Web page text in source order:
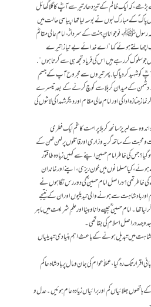
کہ ایک ظالم کے تیز دھار تیر سے آپؓ کا گلا گھائل
پاک ؐ کے مبارک لبوں نے بوسہ لیا تھا، پیاسی حالت میں
رسولﷺ، نوجوانانِ جنت کے سردارؓ، امام عالی مقامؓ
اچھالتے ہوئے کہا ”اے خدائے بے نیاز! تیرے
سلوک کر رہے ہیں اس کی فریاد تجھ ہی سے کرتا ہوں“.
کو شہید کر دیا گیا. پھر تیروں سے مجروح آپ کے جسم
دشمن کے میدان کربلا سے کوچ کر نے کے بعد تیسرے
ادا کی اور امام عالی مقام اور دیگر شہدا کی لاشوں کی
سے لبریز سانحہ کر بلاپر امت کا غم ایک فطری
محبت کے ساتھ گریہ وزاری اور قاتلوں پر لعن طعن کے
جس کی خاطر امام حسین اپنے سے کہیں زیادہ طاقتور
کیا مسلمانوں میں خون ریزی، اپنے اور خاندان
کی خاطر تھی؟ دراصل امام حسین ؓ کی دور رس نگا ہوں نے
بادشاہت سے ہونے والی تبدیلیوں اور ان کے نتیجے
تھا۔ امام حسین ؓ جیسے دانا و بینا اور علمِ شریعت میں ماہر
دراصل اسلام کی بقا تھی۔
میں تبدیل ہونے کے باعث اہم بنیادی تبدیلیاں
اقرار تک رہ گیا، عملاً عوام کی جان ومال پر بادشاہ حاکم
ہاتھوں بھلائیاں کم اور برائیاں زیادہ عام ہوئیں۔ عدل و